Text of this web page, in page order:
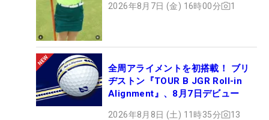
2026年8月7日 (金) 16時00分 1
全周アライメントを初搭載！ ブリ
ヂストン『TOUR B JGR Roll-in
Alignment』、8月7日デビュー
2026年8月8日 (土) 11時35分 13